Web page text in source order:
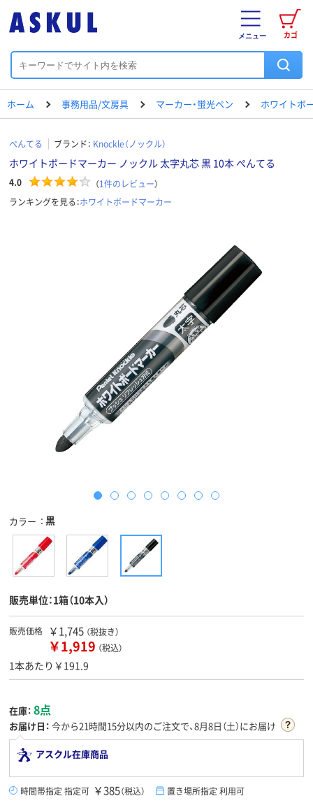
カゴ
メニュー
ホーム 事務用品/文房具 マーカー・蛍光ペン ホワイトボ
ぺんてる ブランド： Knockle（ノックル）
ホワイトボードマーカー ノックル 太字丸芯 黒 10本 ぺんてる
4.0 （1件のレビュー）
ランキングを見る：ホワイトボードマーカー
カラー 黒
販売単位：1箱（10本入）
販売価格 ￥1,745 （税抜き）
￥1,919 （税込）
1本あたり￥191.9
在庫： 8点
お届け日： 今から21時間15分以内のご注文で、8月8日（土）にお届け
アスクル在庫商品
時間帯指定 指定可 ￥385（税込） 置き場所指定 利用可